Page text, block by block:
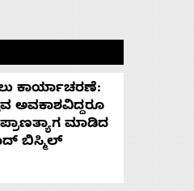
ಕಾರ್ಯಾಚರಣೆ:
ಅವಕಾಶವಿದ್ದರೂ
ಮಾಡಿದ
ಬಿಸ್ಮಿಲ್